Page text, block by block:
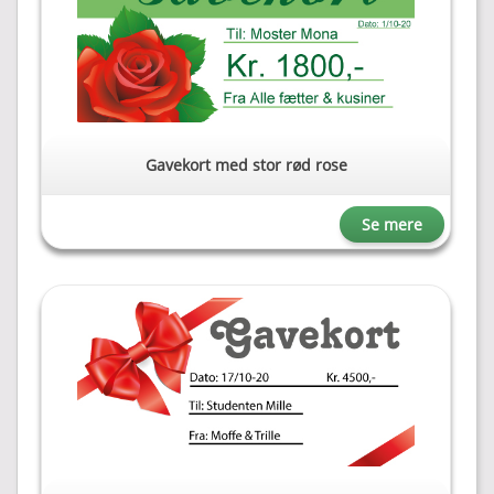
Gavekort med stor rød rose
Se mere